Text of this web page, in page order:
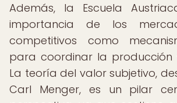
Además, la Escuela
importancia de los
competitivos como
para coordinar la producción
La teoría del valor subjetivo,
Carl Menger, es un pilar